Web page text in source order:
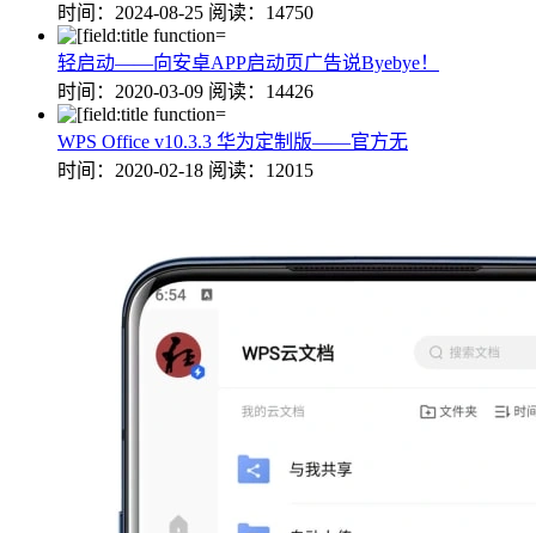
时间：2024-08-25 阅读：14750
轻启动——向安卓APP启动页广告说Byebye！
时间：2020-03-09 阅读：14426
WPS Office v10.3.3 华为定制版——官方无
时间：2020-02-18 阅读：12015